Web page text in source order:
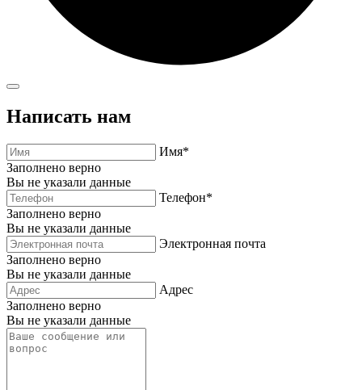
Написать нам
Имя*
Заполнено верно
Вы не указали данные
Телефон*
Заполнено верно
Вы не указали данные
Электронная почта
Заполнено верно
Вы не указали данные
Адрес
Заполнено верно
Вы не указали данные